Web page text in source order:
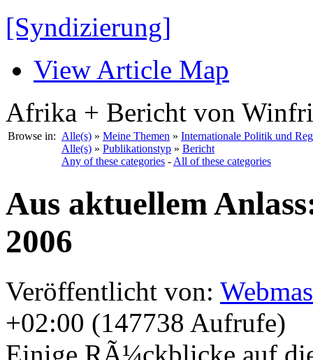
[Syndizierung]
View Article Map
Afrika + Bericht von
Browse in: Alle(s) » Meine Themen » Internationale Politik und
Alle(s) » Publikationstyp » Bericht
Any of these categories - All of these categories
Aus aktuellem
2006
Veröffentlicht von:
+02:00 (147738 Aufrufe)
Einige RÃ¼ckblicke auf